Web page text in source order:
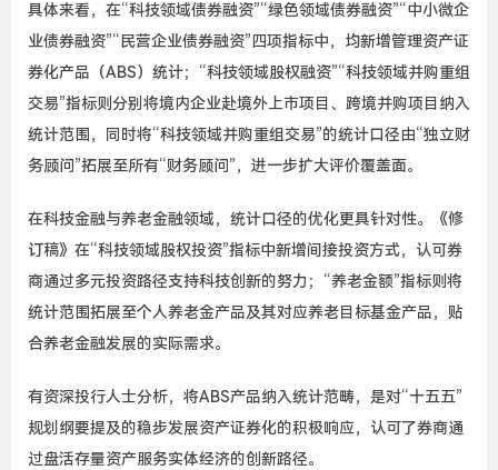
具体来看，在“科技领域债券融资”“绿色领域债券融资”“中小微企
业债券融资”“民营企业债券融资”四项指标中，均新增管理资产证
券化产品（ABS）统计；“科技领域股权融资”“科技领域并购重组
交易”指标则分别将境内企业赴境外上市项目、跨境并购项目纳入
统计范围，同时将“科技领域并购重组交易”的统计口径由“独立财
务顾问”拓展至所有“财务顾问”，进一步扩大评价覆盖面。
在科技金融与养老金融领域，统计口径的优化更具针对性。《修
订稿》在“科技领域股权投资”指标中新增间接投资方式，认可券
商通过多元投资路径支持科技创新的努力；“养老金额”指标则将
统计范围拓展至个人养老金产品及其对应养老目标基金产品，贴
合养老金融发展的实际需求。
有资深投行人士分析，将ABS产品纳入统计范畴，是对“十五五”
规划纲要提及的稳步发展资产证券化的积极响应，认可了券商通
过盘活存量资产服务实体经济的创新路径。